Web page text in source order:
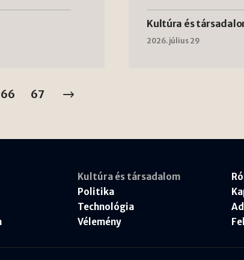
Kultúra és
2026. július 29
66 67
Kultúra és társadalom
Politika
Technológia
Vélemény